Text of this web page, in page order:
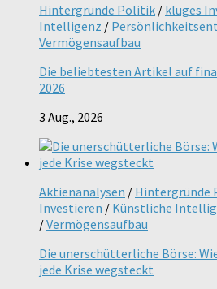
Hintergründe Politik / kluges
Intelligenz /
Vermögensaufbau
Die beliebtesten Artikel auf
2026
3 Aug., 2026
Aktienanalysen / Hintergründe
Investieren / Künstliche
/Vermögensaufbau
Die unerschütterliche Börse:
jede Krise wegsteckt